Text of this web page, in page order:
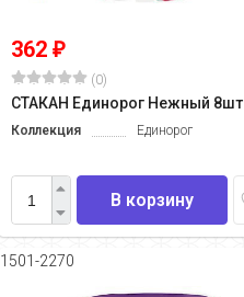
362 ₽
(0)
СТАКАН Единорог Нежный 8шт
Коллекция Единорог
В корзину
1501-2270